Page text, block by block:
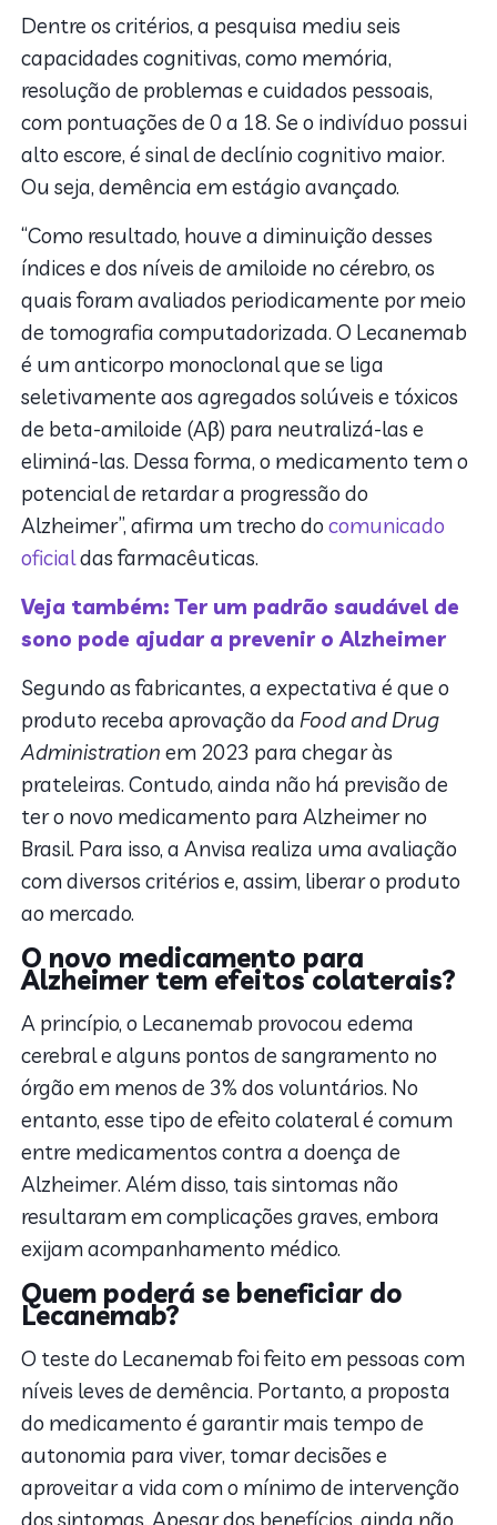
Dentre os critérios, a pesquisa mediu seis
capacidades cognitivas, como memória,
resolução de problemas e cuidados pessoais,
com pontuações de 0 a 18. Se o indivíduo possui
alto escore, é sinal de declínio cognitivo maior.
Ou seja, demência em estágio avançado.
“Como resultado, houve a diminuição desses
índices e dos níveis de amiloide no cérebro, os
quais foram avaliados periodicamente por meio
de tomografia computadorizada. O Lecanemab
é um anticorpo monoclonal que se liga
seletivamente aos agregados solúveis e tóxicos
de beta-amiloide (Aβ) para neutralizá-las e
eliminá-las. Dessa forma, o medicamento tem o
potencial de retardar a progressão do
Alzheimer”, afirma um trecho docomunicado
oficialdas farmacêuticas.
Veja também: Ter um padrão saudável de
sono pode ajudar a prevenir o Alzheimer
Segundo as fabricantes, a expectativa é que o
produto receba aprovação daFood and Drug
Administration em 2023 para chegar às
prateleiras. Contudo, ainda não há previsão de
ter o novo medicamento para Alzheimer no
Brasil. Para isso, a Anvisa realiza uma avaliação
com diversos critérios e, assim, liberar o produto
ao mercado.
O novo medicamento para
Alzheimer tem efeitos colaterais?
A princípio, o Lecanemab provocou edema
cerebral e alguns pontos de sangramento no
órgão em menos de 3% dos voluntários. No
entanto, esse tipo de efeito colateral é comum
entre medicamentos contra a doença de
Alzheimer. Além disso, tais sintomas não
resultaram em complicações graves, embora
exijam acompanhamento médico.
Quem poderá se beneficiar do
Lecanemab?
O teste do Lecanemab foi feito em pessoas com
níveis leves de demência. Portanto, a proposta
do medicamento é garantir mais tempo de
autonomia para viver, tomar decisões e
aproveitar a vida com o mínimo de intervenção